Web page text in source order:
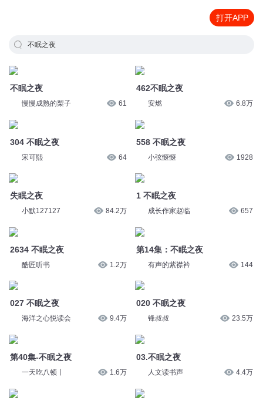
打开APP
不眠之夜
不眠之夜
慢慢成熟的梨子 61
304 不眠之夜
宋可熙 64
失眠之夜
小默127127 84.2万
2634 不眠之夜
酷匠听书 1.2万
027 不眠之夜
海洋之心悦读会 9.4万
第40集-不眠之夜
一天吃八顿丨 1.6万
462不眠之夜
安燃 6.8万
558 不眠之夜
小弦惬惬 1928
1 不眠之夜
成长作家赵临 657
第14集：不眠之夜
有声的紫襟衿 144
020 不眠之夜
锋叔叔 23.5万
03.不眠之夜
人文读书声 4.4万